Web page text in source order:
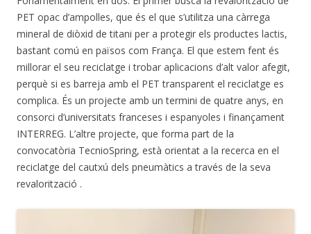
PET opac d’ampolles, que és el que s’utilitza una càrrega
mineral de diòxid de titani per a protegir els productes lactis,
bastant comú en països com França. El que estem fent és
millorar el seu reciclatge i trobar aplicacions d’alt valor afegit,
perquè si es barreja amb el PET transparent el reciclatge es
complica. És un projecte amb un termini de quatre anys, en
consorci d’universitats franceses i espanyoles i finançament
INTERREG. L’altre projecte, que forma part de la
convocatòria TecnioSpring, està orientat a la recerca en el
reciclatge del cautxú dels pneumàtics a través de la seva
revalorització .